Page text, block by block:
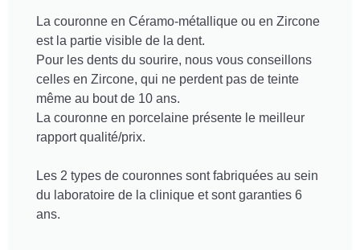
La couronne en Céramo-métallique ou en Zircone
est la partie visible de la dent.
Pour les dents du sourire, nous vous conseillons
celles en Zircone, qui ne perdent pas de teinte
même au bout de 10 ans.
La couronne en porcelaine présente le meilleur
rapport qualité/prix.
Les 2 types de couronnes sont fabriquées au sein
du laboratoire de la clinique et sont garanties 6
ans.